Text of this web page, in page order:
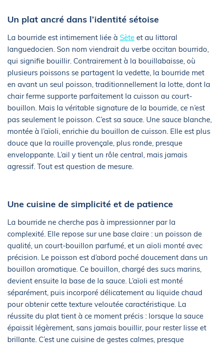
Un plat ancré dans l’identité sétoise
La bourride est intimement liée à Sète et au littoral
languedocien. Son nom viendrait du verbe occitan bourrido,
qui signifie bouillir. Contrairement à la bouillabaisse, où
plusieurs poissons se partagent la vedette, la bourride met
en avant un seul poisson, traditionnellement la lotte, dont la
chair ferme supporte parfaitement la cuisson au court-
bouillon. Mais la véritable signature de la bourride, ce n’est
pas seulement le poisson. C’est sa sauce. Une sauce blanche,
montée à l’aïoli, enrichie du bouillon de cuisson. Elle est plus
douce que la rouille provençale, plus ronde, presque
enveloppante. L’ail y tient un rôle central, mais jamais
agressif. Tout est question de mesure.
Une cuisine de simplicité et de patience
La bourride ne cherche pas à impressionner par la
complexité. Elle repose sur une base claire : un poisson de
qualité, un court-bouillon parfumé, et un aïoli monté avec
précision. Le poisson est d’abord poché doucement dans un
bouillon aromatique. Ce bouillon, chargé des sucs marins,
devient ensuite la base de la sauce. L’aïoli est monté
séparément, puis incorporé délicatement au liquide chaud
pour obtenir cette texture veloutée caractéristique. La
réussite du plat tient à ce moment précis : lorsque la sauce
épaissit légèrement, sans jamais bouillir, pour rester lisse et
brillante. C’est une cuisine de gestes calmes, presque